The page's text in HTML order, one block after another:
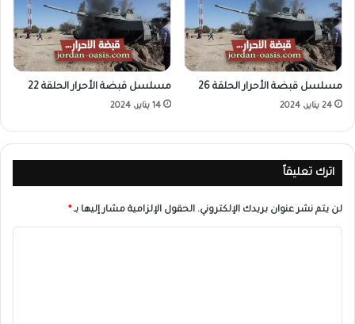
مسلسل قبضة الأحرار الحلقة 26
24 يناير، 2024
مسلسل قبضة الأحرار الحلقة 22
14 يناير، 2024
اترك تعليقاً
لن يتم نشر عنوان بريدك الإلكتروني. الحقول الإلزامية مشار إليها بـ*